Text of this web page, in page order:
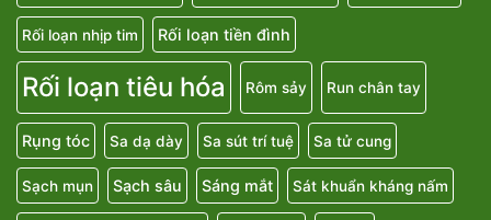
Rối loạn nhịp tim Rối loạn tiền đình
Rối loạn tiêu hóa Rôm sảy Run chân tay
Rụng tóc Sa dạ dày Sa sút trí tuệ Sa tử cung
Sạch mụn Sạch sâu Sáng mắt Sát khuẩn kháng nấm